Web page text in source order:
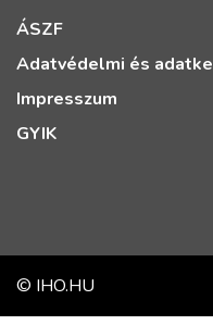
ÁSZF
Adatvédelmi és
Impresszum
GYIK
© IHO.HU